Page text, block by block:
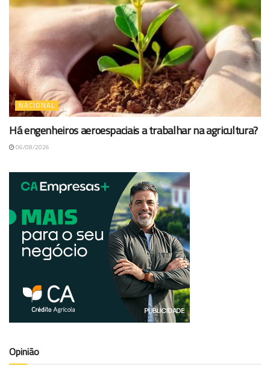
NACIONAL
Há engenheiros aeroespaciais a trabalhar na agricultura?
06/08/2026
Opinião